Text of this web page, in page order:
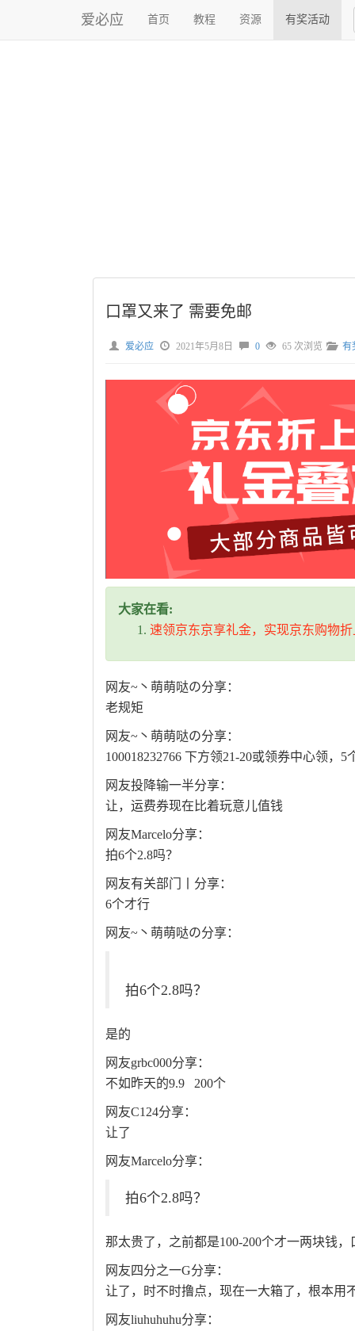
爱必应 首页 教程 资源 有奖活动
口罩又来了 需要免邮
爱必应 2021年5月8日 0 65 次浏览 有
大家在看:
速领京东京享礼金，实现京东购物
网友~丶萌萌哒の分享：
老规矩
网友~丶萌萌哒の分享：
100018232766 下方领21-20或领券中心领，5
网友投降输一半分享：
让，运费券现在比着玩意儿值钱
网友Marcelo分享：
拍6个2.8吗？
网友有关部门丨分享：
6个才行
网友~丶萌萌哒の分享：
拍6个2.8吗？
是的
网友grbc000分享：
不如昨天的9.9 200个
网友C124分享：
让了
网友Marcelo分享：
拍6个2.8吗？
那太贵了，之前都是100-200个才一两块钱
网友四分之一G分享：
让了，时不时撸点，现在一大箱了，根本用
网友liuhuhuhu分享：